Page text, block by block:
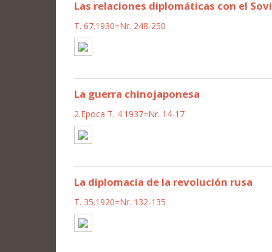
Las relaciones diplomáticas con el
T. 67.1930=Nr. 248-250
La guerra chinojaponesa
2.Epoca T. 4.1937=Nr. 14-17
La diplomacia de la revolución rusa
T. 35.1920=Nr. 132-135